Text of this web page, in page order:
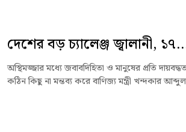
দেশের বড় চ্যালেঞ্জ জ্বালানী,
অস্থিমজ্জার মধ্যে জবাবদিহিতা ও মানুষের প্রতি
কঠিন কিছু না মন্তব্য করে বাণিজ্য মন্ত্রী খন্দকার